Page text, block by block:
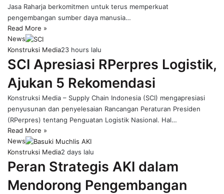
Jasa Raharja berkomitmen untuk terus memperkuat
pengembangan sumber daya manusia…
Read More »
News
Konstruksi Media23 hours lalu
SCI Apresiasi RPerpres Logistik,
Ajukan 5 Rekomendasi
Konstruksi Media – Supply Chain Indonesia (SCI) mengapresiasi
penyusunan dan penyelesaian Rancangan Peraturan Presiden
(RPerpres) tentang Penguatan Logistik Nasional. Hal…
Read More »
News
Konstruksi Media2 days lalu
Peran Strategis AKI dalam
Mendorong Pengembangan